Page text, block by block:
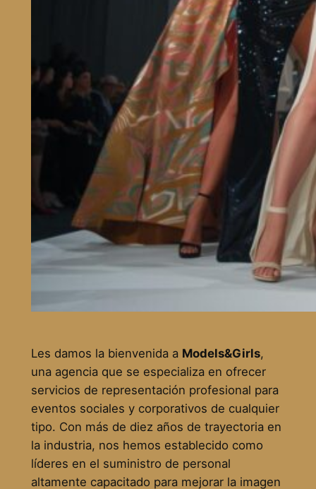
Les damos la bienvenida a Models&Girls,
una agencia que se especializa en ofrecer
servicios de representación profesional para
eventos sociales y corporativos de cualquier
tipo. Con más de diez años de trayectoria en
la industria, nos hemos establecido como
líderes en el suministro de personal
altamente capacitado para mejorar la imagen